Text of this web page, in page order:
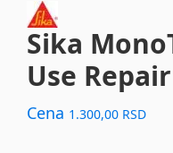
Sika
Use
Cena 1.300,00 RSD